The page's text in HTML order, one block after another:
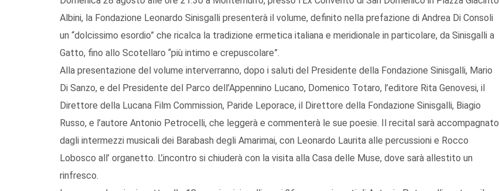
Albini, la Fondazione Leonardo Sinisgalli presenterà il volume, definito nella prefazione di Andrea Di Consoli
un “dolcissimo esordio” che ricalca la tradizione ermetica italiana e meridionale in particolare, da Sinisgalli a
Gatto, fino allo Scotellaro “più intimo e crepuscolare”.
Alla presentazione del volume interverranno, dopo i saluti del Presidente della Fondazione Sinisgalli, Mario
Di Sanzo, e del Presidente del Parco dell’Appennino Lucano, Domenico Totaro, l’editore Rita Genovesi, il
Direttore della Lucana Film Commission, Paride Leporace, il Direttore della Fondazione Sinisgalli, Biagio
Russo, e l’autore Antonio Petrocelli, che leggerà e commenterà le sue poesie. Il recital sarà accompagnato
dagli intermezzi musicali dei Barabash degli Amarimai, con Leonardo Laurita alle percussioni e Rocco
Lobosco all’ organetto. L’incontro si chiuderà con la visita alla Casa delle Muse, dove sarà allestito un
rinfresco.